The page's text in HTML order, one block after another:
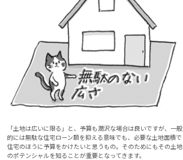
「土地は広いに限る」と、予算も潤沢な場合は良いですが、一般
的には無駄な住宅ローン額を抑える意味でも、必要な土地面積で
住宅のほうに予算をかけたいと思うもの。そのためにもその土地
のポテンシャルを知ることが重要となってきます。